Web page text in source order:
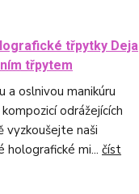
třpytky Deja
třpytem
oslnivou manikúru
odrážejících
vyzkoušejte naši
mi... číst